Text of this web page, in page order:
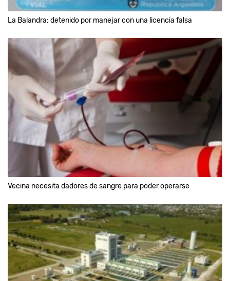
La Balandra: detenido por manejar con una licencia falsa
Vecina necesita dadores de sangre para poder operarse